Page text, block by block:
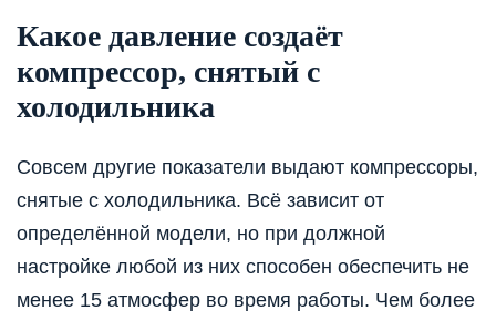
Какое давление создаёт
компрессор, снятый с
холодильника
Совсем другие показатели выдают компрессоры,
снятые с холодильника. Всё зависит от
определённой модели, но при должной
настройке любой из них способен обеспечить не
менее 15 атмосфер во время работы. Чем более